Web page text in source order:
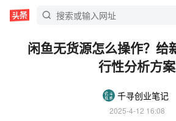
闲鱼无货源怎么操作？给
行性分析方案
千寻创业笔记
2025-4-12 16:08